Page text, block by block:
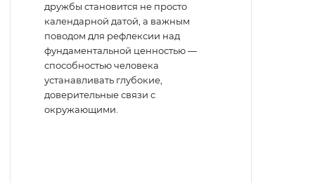
дружбы становится не просто
календарной датой, а важным
поводом для рефлексии над
фундаментальной ценностью —
способностью человека
устанавливать глубокие,
доверительные связи с
окружающими.